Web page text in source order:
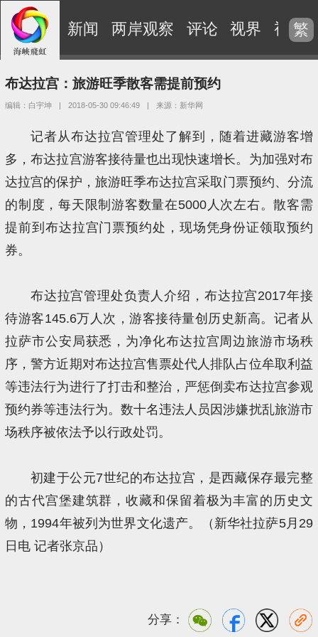
新闻 两岸观察 评论 视界 视频
繁
布达拉宫：旅游旺季散客需提前预约
编辑：白宇坤 | 2018-05-30 09:46:49 | 来源：新华网
记者从布达拉宫管理处了解到，随着进藏游客增
多，布达拉宫游客接待量也出现快速增长。为加强对布
达拉宫的保护，旅游旺季布达拉宫采取门票预约、分流
的制度，每天限制游客数量在5000人次左右。散客需
提前到布达拉宫门票预约处，现场凭身份证领取预约
券。
布达拉宫管理处负责人介绍，布达拉宫2017年接
待游客145.6万人次，游客接待量创历史新高。记者从
拉萨市公安局获悉，为净化布达拉宫周边旅游市场秩
序，警方近期对布达拉宫售票处代人排队占位牟取利益
等违法行为进行了打击和整治，严惩倒卖布达拉宫参观
预约券等违法行为。数十名违法人员因涉嫌扰乱旅游市
场秩序被依法予以行政处罚。
初建于公元7世纪的布达拉宫，是西藏保存最完整
的古代宫堡建筑群，收藏和保留着极为丰富的历史文
物，1994年被列为世界文化遗产。（新华社拉萨5月29
日电 记者张京品）
分享：